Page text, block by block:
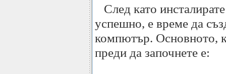
След като
успешно, е време да
компютър. Основното,
преди да започнете е: